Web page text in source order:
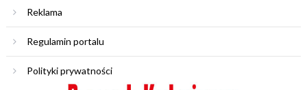
Reklama
Regulamin portalu
Polityki prywatności